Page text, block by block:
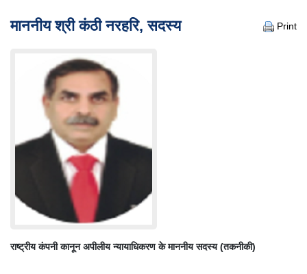
कारण
सूची
न्यायालय
सूचना
अधिनियम
अवसर
Print
माननीय श्री कंठी नरहरि, सदस्य
राष्ट्रीय कंपनी कानून अपीलीय न्यायाधिकरण के माननीय सदस्य (तकनीकी)